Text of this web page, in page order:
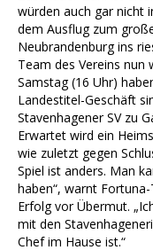
würden auch gar nicht
dem Ausflug zum
Neubrandenburg ins
Team des Vereins nun
Samstag (16 Uhr)
Landestitel-Geschäft
Stavenhagener SV zu
Erwartet wird ein
wie zuletzt gegen
Spiel ist anders. Man
haben“, warnt
Erfolg vor Übermut.
mit den
Chef im Hause ist.“